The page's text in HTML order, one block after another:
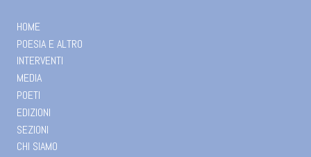
HOME
POESIA E ALTRO
INTERVENTI
MEDIA
POETI
EDIZIONI
SEZIONI
CHI SIAMO